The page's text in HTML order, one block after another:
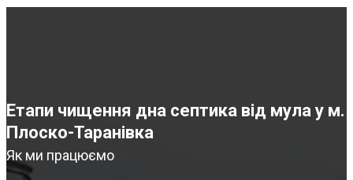
Етапи чищення дна септика від мула у м.
Плоско-Таранівка
Як ми працюємо